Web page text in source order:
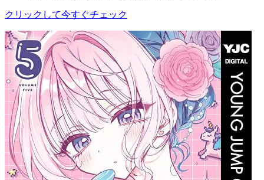
クリックして今すぐチェック